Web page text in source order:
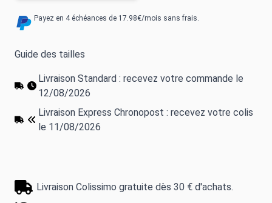
Payez en 4 échéances de 17.98€/mois sans frais.
Guide des tailles
Livraison Standard : recevez votre commande le
12/08/2026
Livraison Express Chronopost : recevez votre colis
le 11/08/2026
Livraison Colissimo gratuite dès 30 € d'achats.